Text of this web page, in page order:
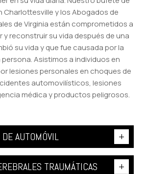
Charlottesville y los Abogados de
de Virginia están comprometidos a
y reconstruir su vida después de una
su vida y que fue causada por la
Asistimos a individuos en
lesiones personales en choques de
automovilísticos, lesiones
médica y productos peligrosos.
AUTOMÓVIL
TRAUMÁTICAS